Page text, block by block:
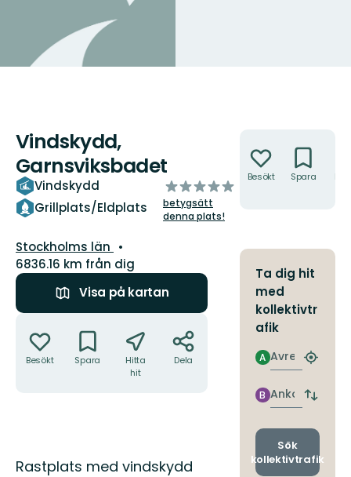
Vindskydd,
Garnsviksbadet
Vindskydd
Grillplats/Eldplats
av
5
stjärnor
betygsätt
denna plats!
Län:
Stockholms län
6836.16 km från dig
Visa på kartan
Besökt Spara
Hitta
hit
Dela
Beskrivning
Rastplats med vindskydd
Besökt Spara
Ta dig hit
med
kollektivtr
afik
Avresa
A
Hitta
Ankomst
B
Byt
och
Sök
kollektivtrafik